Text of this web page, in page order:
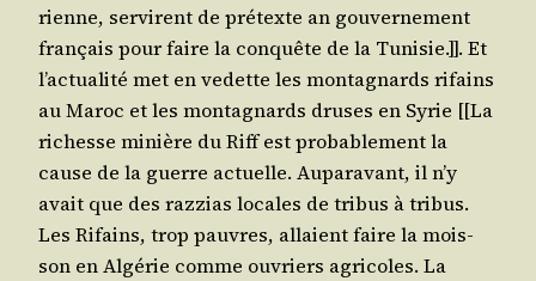
rienne, ser­virent de pré­texte an gou­ver­ne­ment
fran­çais pour faire la conquête de la Tuni­sie.]]. Et
l’ac­tua­li­té met en vedette les mon­ta­gnards rifains
au Maroc et les mon­ta­gnards druses en Syrie [[La
richesse minière du Riff est pro­ba­ble­ment la
cause de la guerre actuelle. Aupa­ra­vant, il n’y
avait que des raz­zias locales de tri­bus à tri­bus.
Les Rifains, trop pauvres, allaient faire la mois­
son en Algé­rie comme ouvriers agri­coles. La